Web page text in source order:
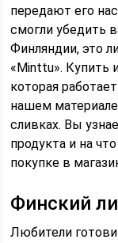
передают его
смогли убедить
Финляндии, это
«Minttu». Купить
которая
нашем
сливках. Вы
продукта и на
покупке в
Финский
Любители